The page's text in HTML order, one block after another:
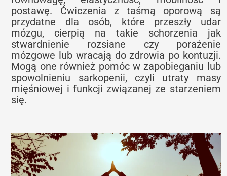
postawę. Ćwiczenia z taśmą oporową są
przydatne dla osób, które przeszły udar
mózgu, cierpią na takie schorzenia jak
stwardnienie rozsiane czy porażenie
mózgowe lub wracają do zdrowia po kontuzji.
Mogą one również pomóc w zapobieganiu lub
spowolnieniu sarkopenii, czyli utraty masy
mięśniowej i funkcji związanej ze starzeniem
się.